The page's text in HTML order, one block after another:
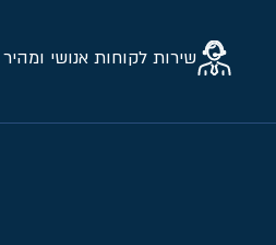
שירות לקוחות אנושי ומהיר